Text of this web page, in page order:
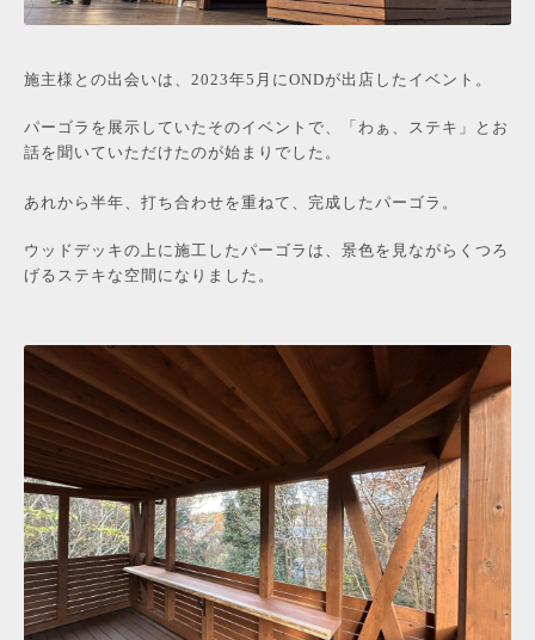
施主様との出会いは、2023年5月にONDが出店したイベント。
パーゴラを展示していたそのイベントで、「わぁ、ステキ」とお
話を聞いていただけたのが始まりでした。
あれから半年、打ち合わせを重ねて、完成したパーゴラ。
ウッドデッキの上に施工したパーゴラは、景色を見ながらくつろ
げるステキな空間になりました。